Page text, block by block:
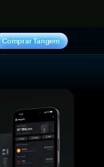
Comprar Tangem